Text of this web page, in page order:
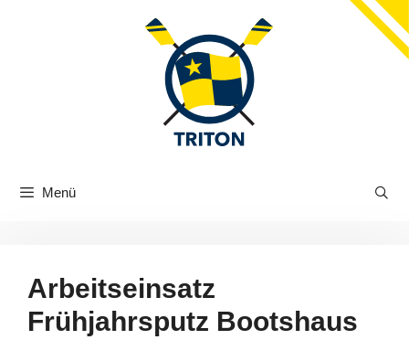
Menü
Arbeitseinsatz
Frühjahrsputz Bootshaus